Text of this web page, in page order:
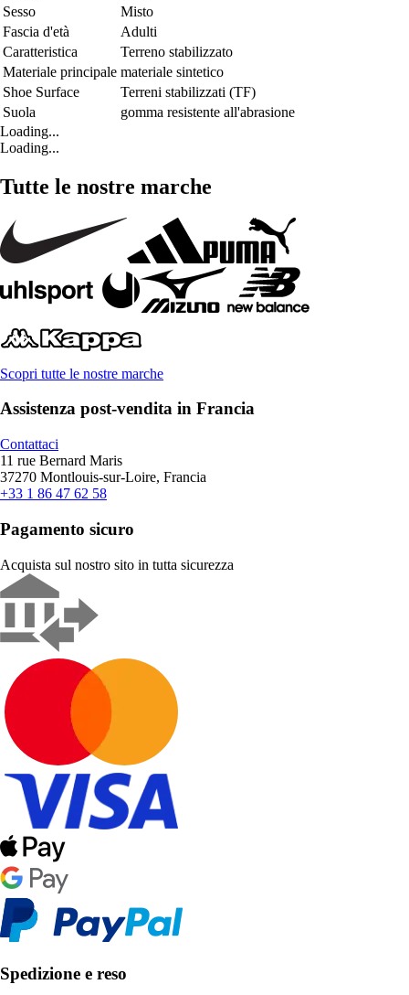
Sesso
Misto
Fascia d'età
Adulti
Caratteristica
Terreno stabilizzato
Materiale principale materiale sintetico
Shoe Surface
Terreni stabilizzati (TF)
Suola
gomma resistente all'abrasione
Loading...
Loading...
Tutte le nostre marche
Scopri tutte le nostre marche
Assistenza post-vendita in Francia
Contattaci
11 rue Bernard Maris
37270 Montlouis-sur-Loire, Francia
+33 1 86 47 62 58
Pagamento sicuro
Acquista sul nostro sito in tutta sicurezza
Spedizione e reso